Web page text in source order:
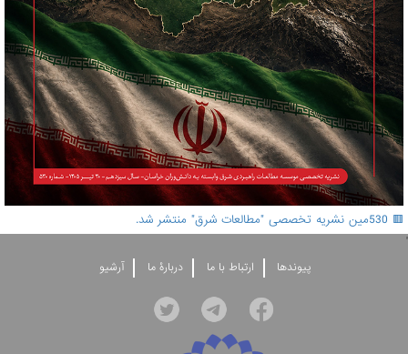
🟥 530مین نشریه تخصصی "مطالعات شرق" منتشر شد.
'
پيوندها ارتباط با ما دربارۀ ما آرشيو